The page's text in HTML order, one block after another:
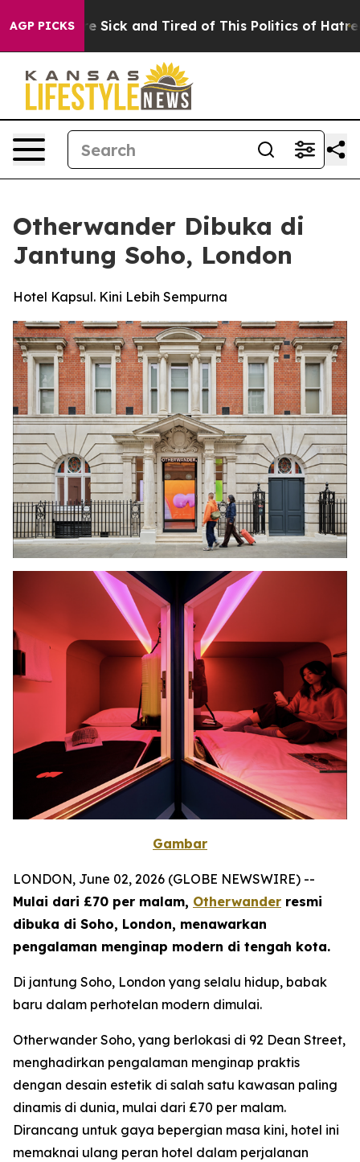
AGP PICKS
Are Sick and Tired of This Politics of Hatred” The
Otherwander Dibuka di
Jantung Soho, London
Hotel Kapsul. Kini Lebih Sempurna
Gambar
LONDON, June 02, 2026 (GLOBE NEWSWIRE) --
Mulai dari £70 per malam, Otherwander resmi
dibuka di Soho, London, menawarkan
pengalaman menginap modern di tengah kota.
Di jantung Soho, London yang selalu hidup, babak
baru dalam perhotelan modern dimulai.
Otherwander Soho, yang berlokasi di 92 Dean Street,
menghadirkan pengalaman menginap praktis
dengan desain estetik di salah satu kawasan paling
dinamis di dunia, mulai dari £70 per malam.
Dirancang untuk gaya bepergian masa kini, hotel ini
memaknai ulang peran hotel dalam perjalanan